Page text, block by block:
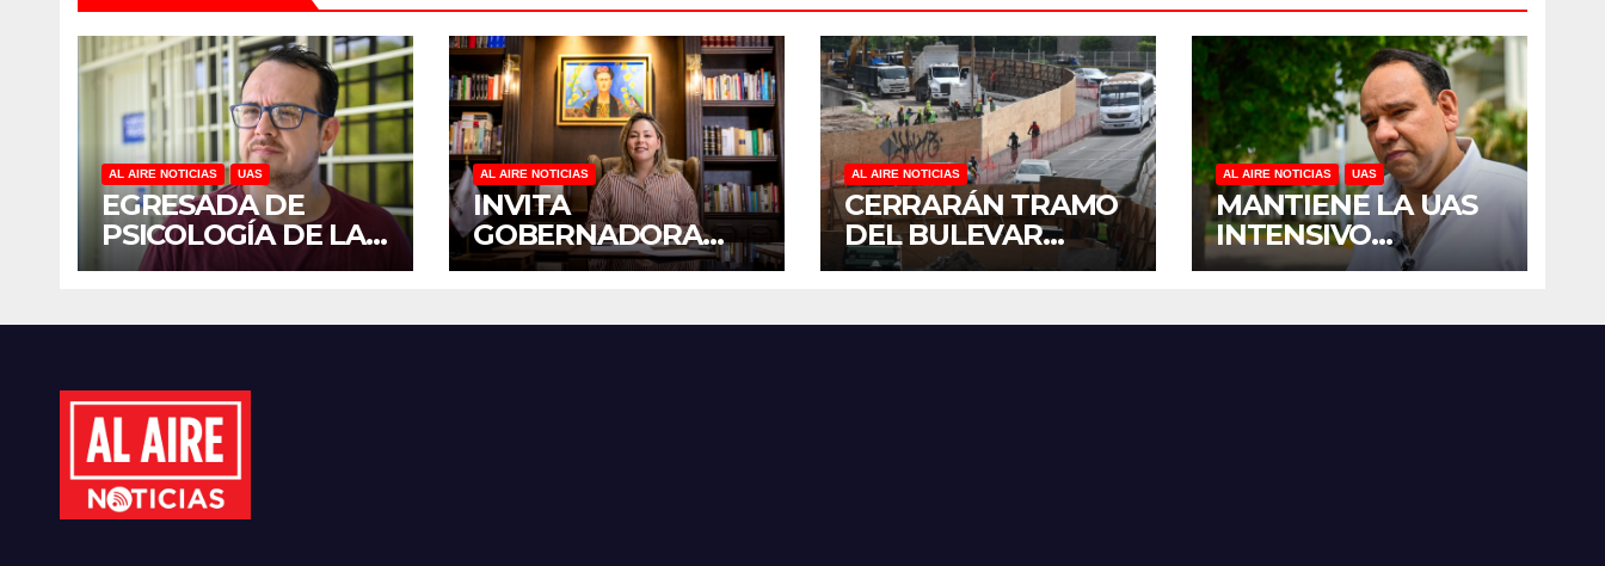
AL AIRE NOTICIAS UAS
EGRESADA DE
PSICOLOGÍA DE LA
UAS INVESTIGA
Y SOBRECARGA EN
ADULTOS MAYORES
AL AIRE NOTICIAS
INVITA
GOBERNADORA
YERALDINE A
JORNADA
AL AIRE NOTICIAS
CERRARÁN TRAMO
DEL BULEVAR
PEDRO INFANTE
OBRAS ANTES DEL
AL AIRE NOTICIAS UAS
MANTIENE LA UAS
INTENSIVO
PROGRAMA DE
REHABILITACIÓN